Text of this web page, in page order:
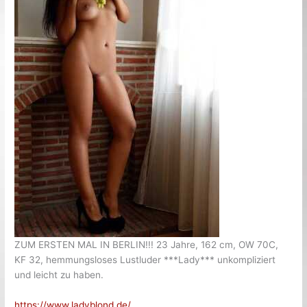
ZUM ERSTEN MAL IN BERLIN!!! 23 Jahre, 162 cm, OW 70C,
KF 32, hemmungsloses Lustluder ***Lady*** unkompliziert
und leicht zu haben.